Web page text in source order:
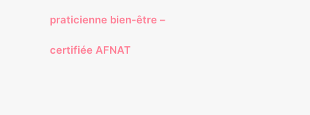
praticienne bien-être –
certifiée AFNAT